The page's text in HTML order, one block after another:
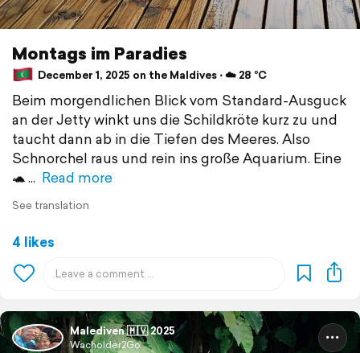
Montags im Paradies
December 1, 2025 on the Maldives ⋅ ☁️ 28 °C
Beim morgendlichen Blick vom Standard-Ausguck
an der Jetty winkt uns die Schildkröte kurz zu und
taucht dann ab in die Tiefen des Meeres. Also
Schnorchel raus und rein ins große Aquarium. Eine
🐢
Read more
See translation
4 likes
Malediven 🇲🇻 2025
Wacholder2Go